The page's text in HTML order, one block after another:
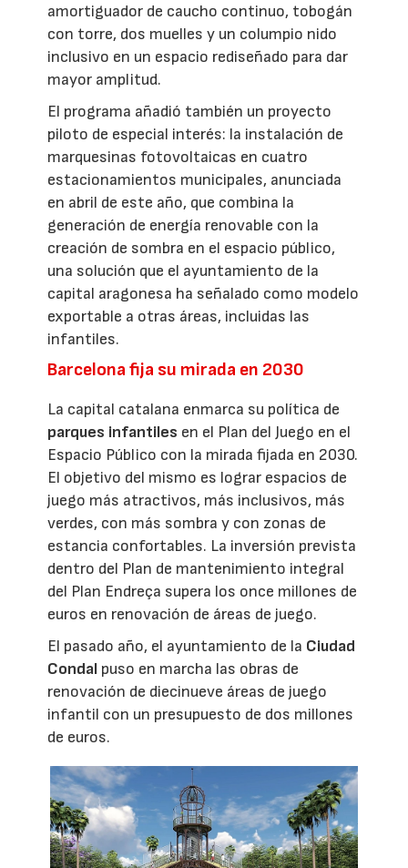
amortiguador de caucho continuo, tobogán
con torre, dos muelles y un columpio nido
inclusivo en un espacio rediseñado para dar
mayor amplitud.
El programa añadió también un proyecto
piloto de especial interés: la instalación de
marquesinas fotovoltaicas en cuatro
estacionamientos municipales, anunciada
en abril de este año, que combina la
generación de energía renovable con la
creación de sombra en el espacio público,
una solución que el ayuntamiento de la
capital aragonesa ha señalado como modelo
exportable a otras áreas, incluidas las
infantiles.
Barcelona fija su mirada en 2030
La capital catalana enmarca su política de
parques infantiles en el Plan del Juego en el
Espacio Público con la mirada fijada en 2030.
El objetivo del mismo es lograr espacios de
juego más atractivos, más inclusivos, más
verdes, con más sombra y con zonas de
estancia confortables. La inversión prevista
dentro del Plan de mantenimiento integral
del Plan Endreça supera los once millones de
euros en renovación de áreas de juego.
El pasado año, el ayuntamiento de la Ciudad
Condal puso en marcha las obras de
renovación de diecinueve áreas de juego
infantil con un presupuesto de dos millones
de euros.